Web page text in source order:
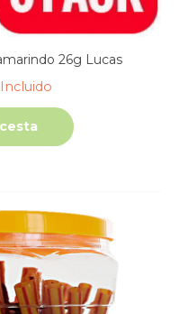
26g Lucas
Incluido